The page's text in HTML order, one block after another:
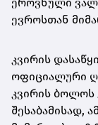
ევროსთან
კვირის
ოფიციალური
კვირის ბოლოს
შესაბამისად,